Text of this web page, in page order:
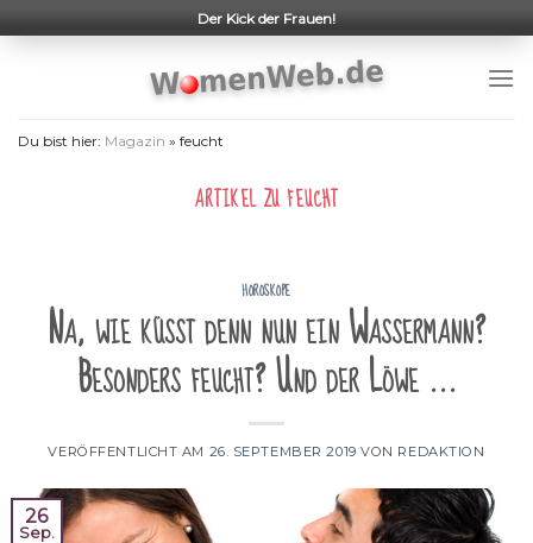
to
Der Kick der Frauen!
Du bist hier: Magazin » feucht
ARTIKEL ZU FEUCHT
HOROSKOPE
Na, wie küsst denn nun ein Wassermann?
Besonders feucht? Und der Löwe …
VERÖFFENTLICHT AM 26. SEPTEMBER 2019 VON REDAKTION
26
Sep.